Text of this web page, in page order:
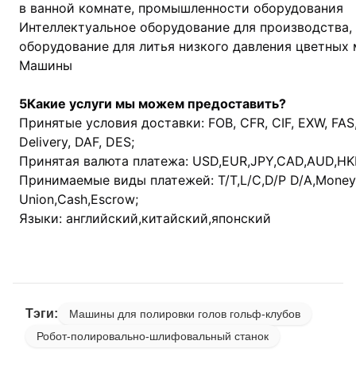
в ванной комнате, промышленности оборудования
Интеллектуальное оборудование для
оборудование для литья низкого давления
Машины
5Какие услуги мы можем предоставить?
Принятые условия доставки: FOB, CFR, CIF, EXW,
Delivery, DAF, DES;
Принятая валюта платежа:
Принимаемые виды платежей: T/T,L/C,D/P D/
Union,Cash,Escrow;
Языки: английский,китайский,японский
Тэги:
Машины для полировки голов гольф-клубов
Робот-полировально-шлифовальный станок